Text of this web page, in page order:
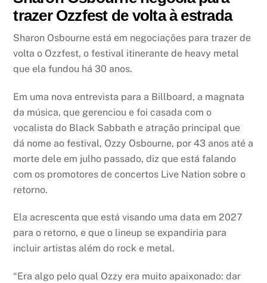
trazer Ozzfest de volta à estrada
Sharon Osbourne está em negociações para trazer de
volta o Ozzfest, o festival itinerante de heavy metal
que ela fundou há 30 anos.
Em uma nova entrevista para a Billboard, a magnata
da música, que gerenciou e foi casada com o
vocalista do Black Sabbath e atração principal que
dá nome ao festival, Ozzy Osbourne, por 43 anos até a
morte dele em julho passado, diz que está falando
com os promotores de concertos Live Nation sobre o
retorno.
Ela acrescenta que está visando uma data em 2027
para o retorno, e que o lineup se expandiria para
incluir artistas além do rock e metal.
“Era algo pelo qual Ozzy era muito apaixonado: dar